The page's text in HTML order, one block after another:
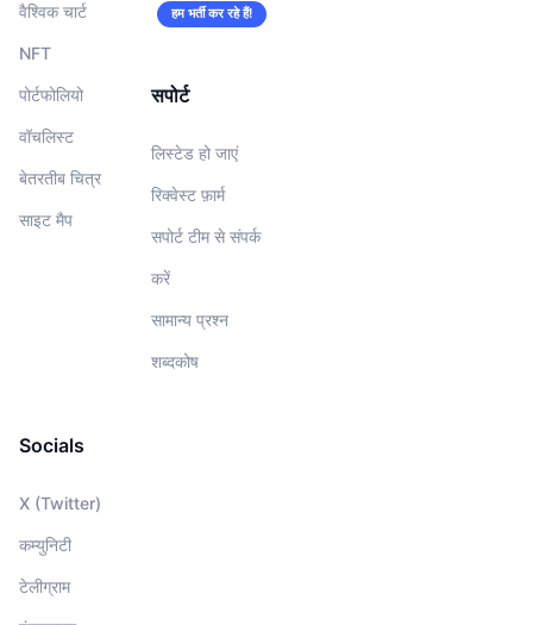
वैश्विक चार्ट
NFT
पोर्टफोलियो
वॉचलिस्‍ट
बेतरतीब चित्र
साइट मैप
हम भर्ती कर रहे हैं!
सपोर्ट
लिस्टेड हो जाएं
रिक्वेस्ट फ़ार्म
सपोर्ट टीम से संपर्क
करें
सामान्य प्रश्न
शब्दकोष
Socials
X (Twitter)
कम्युनिटी
टेलीग्राम